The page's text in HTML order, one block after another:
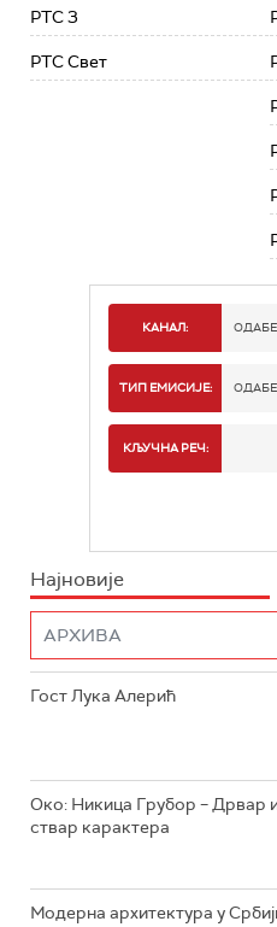
РТС 3
РТС Свет
КАНАЛ:
ТИП ЕМИСИЈЕ:
КЉУЧНА РЕЧ:
Најновије
Гост Лука Алерић
Око: Никица Грубор – Дрвар и
ствар карактера
Модерна архитектура у